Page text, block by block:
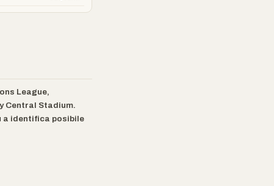
League,
Central Stadium.
a identifica posibile